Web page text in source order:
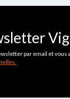
par email et vous